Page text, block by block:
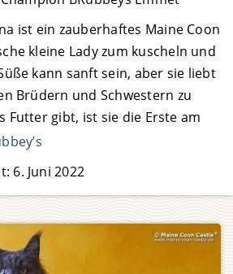
ist ein zauberhaftes Maine Coon
kleine Lady zum kuscheln und
kann sanft sein, aber sie liebt
Brüdern und Schwestern zu
Futter gibt, ist sie die Erste am
mal eine große Maine-Coon-
…
6. Juni 2022